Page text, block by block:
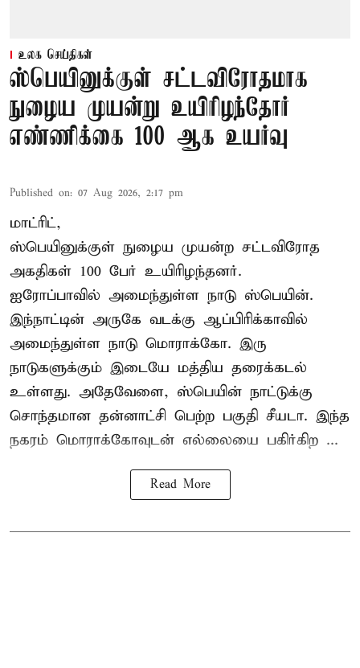
உலக செய்திகள்
ஸ்பெயினுக்குள் சட்டவிரோதமாக
நுழைய முயன்று உயிரிழந்தோர்
எண்ணிக்கை 100 ஆக உயர்வு
Published on: 07 Aug 2026, 2:17 pm
மாட்ரிட்,
ஸ்பெயினுக்குள் நுழைய முயன்ற சட்டவிரோத
அகதிகள் 100 பேர் உயிரிழந்தனர்.
ஐரோப்பாவில் அமைந்துள்ள நாடு ஸ்பெயின்.
இந்நாட்டின் அருகே வடக்கு ஆப்பிரிக்காவில்
அமைந்துள்ள நாடு மொராக்கோ. இரு
நாடுகளுக்கும் இடையே மத்திய தரைக்கடல்
உள்ளது. அதேவேளை, ஸ்பெயின் நாட்டுக்கு
சொந்தமான தன்னாட்சி பெற்ற பகுதி சீயடா. இந்த
நகரம் மொராக்கோவுடன் எல்லையை பகிர்கிற ...
Read More